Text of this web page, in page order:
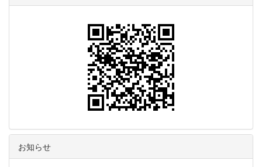
お知らせ